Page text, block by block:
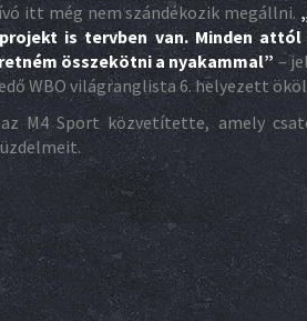
itt még nem szándékozik megállni.
is tervben van. Minden
összekötni a nyakammal”–
WBO világranglista 6. helyezett
az M4 Sport közvetítette, amely